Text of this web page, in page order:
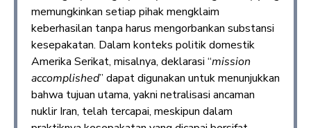
memungkinkan setiap pihak mengklaim
keberhasilan tanpa harus mengorbankan substansi
kesepakatan. Dalam konteks politik domestik
Amerika Serikat, misalnya, deklarasi “mission
accomplished” dapat digunakan untuk menunjukkan
bahwa tujuan utama, yakni netralisasi ancaman
nuklir Iran, telah tercapai, meskipun dalam